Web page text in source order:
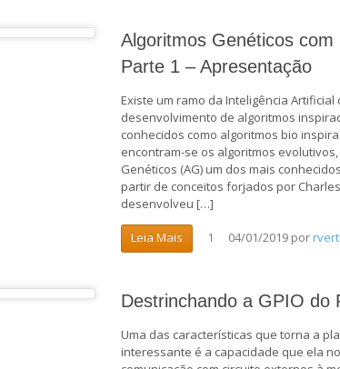
Algoritmos Genéticos com
Parte 1 – Apresentação
Existe um ramo da Inteligência
desenvolvimento de algoritmos
conhecidos como algoritmos bio
encontram-se os algoritmos
Genéticos (AG) um dos mais
partir de conceitos forjados por
desenvolveu […]
Leia Mais 1 04/01/2019 por
Destrinchando a GPIO do
Uma das características que torna a
interessante é a capacidade que ela